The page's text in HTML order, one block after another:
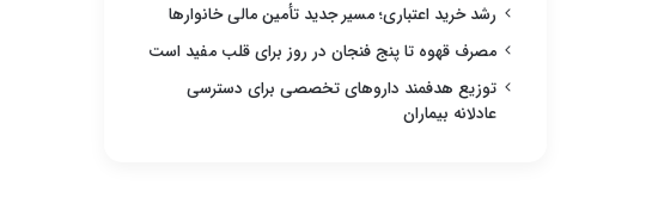
رشد خرید اعتباری؛ مسیر جدید تأمین مالی خانوارها
مصرف قهوه تا پنج فنجان در روز برای قلب مفید است
توزیع هدفمند داروهای تخصصی برای دسترسی
عادلانه بیماران